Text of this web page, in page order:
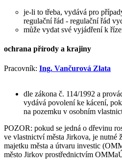
je-li to třeba, vydává pro
regulační řád - regulační řád
může vydat své vyjádření k
ochrana přírody a krajiny
Pracovník: Ing. Vančurová Zlata
dle zákona č. 114/1992 a
vydává povolení ke kácení,
na pozemku v osobním
POZOR: pokud se jedná o dřevinu
ve vlastnictví města Jirkova, je nutné
majetku města a útvaru investic
město Jirkov prostřednictvím